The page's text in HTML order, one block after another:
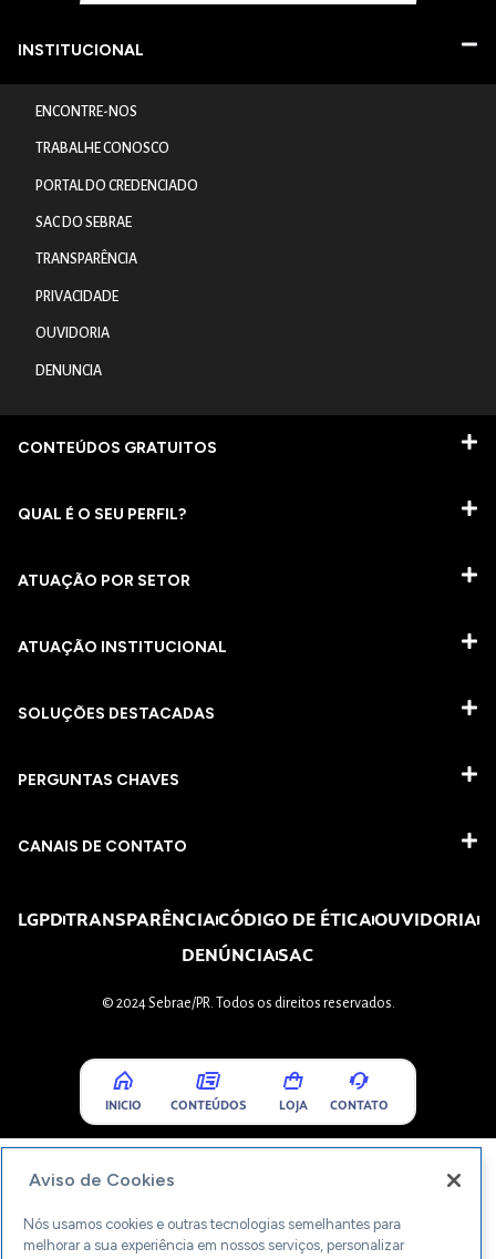
INSTITUCIONAL
ENCONTRE-NOS
TRABALHE CONOSCO
PORTAL DO CREDENCIADO
SAC DO SEBRAE
TRANSPARÊNCIA
PRIVACIDADE
OUVIDORIA
DENUNCIA
CONTEÚDOS GRATUITOS
QUAL É O SEU PERFIL?
ATUAÇÃO POR SETOR
ATUAÇÃO INSTITUCIONAL
SOLUÇÕES DESTACADAS
PERGUNTAS CHAVES​
CANAIS DE CONTATO
LGPDTRANSPARÊNCIACÓDIGO DE ÉTICAOUVIDORIA
DENÚNCIASAC
© 2024 Sebrae/PR. Todos os direitos reservados.
INICIO CONTEÚDOS LOJA CONTATO
Aviso de Cookies
Nós usamos cookies e outras tecnologias semelhantes para
melhorar a sua experiência em nossos serviços, personalizar